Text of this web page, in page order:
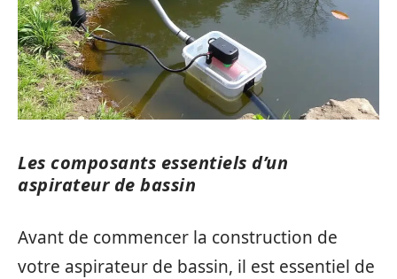
Les composants essentiels d’un
aspirateur de bassin
Avant de commencer la construction de
votre aspirateur de bassin, il est essentiel de